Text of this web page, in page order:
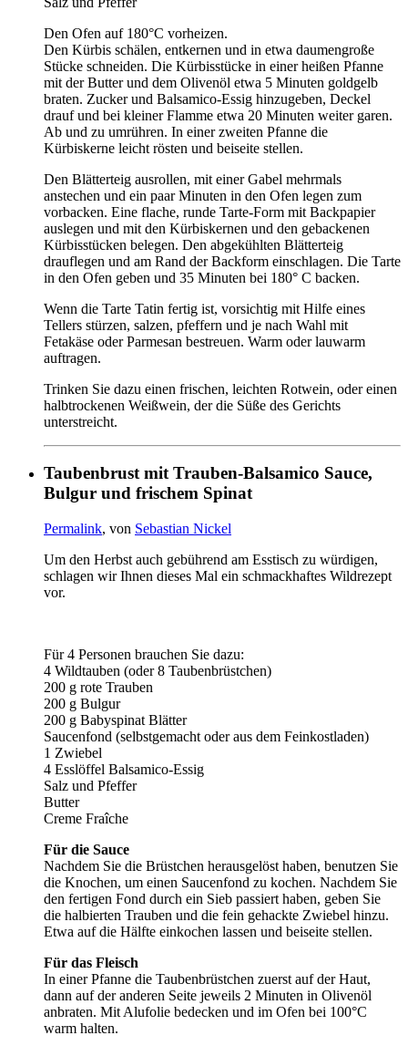
Den Ofen auf 180°C vorheizen.
Den Kürbis schälen, entkernen und in etwa daumengroße
Stücke schneiden. Die Kürbisstücke in einer heißen Pfanne
mit der Butter und dem Olivenöl etwa 5 Minuten goldgelb
braten. Zucker und Balsamico-Essig hinzugeben, Deckel
drauf und bei kleiner Flamme etwa 20 Minuten weiter garen.
Ab und zu umrühren. In einer zweiten Pfanne die
Kürbiskerne leicht rösten und beiseite stellen.
Den Blätterteig ausrollen, mit einer Gabel mehrmals
anstechen und ein paar Minuten in den Ofen legen zum
vorbacken. Eine flache, runde Tarte-Form mit Backpapier
auslegen und mit den Kürbiskernen und den gebackenen
Kürbisstücken belegen. Den abgekühlten Blätterteig
drauflegen und am Rand der Backform einschlagen. Die Tarte
in den Ofen geben und 35 Minuten bei 180° C backen.
Wenn die Tarte Tatin fertig ist, vorsichtig mit Hilfe eines
Tellers stürzen, salzen, pfeffern und je nach Wahl mit
Fetakäse oder Parmesan bestreuen. Warm oder lauwarm
auftragen.
Trinken Sie dazu einen frischen, leichten Rotwein, oder einen
halbtrockenen Weißwein, der die Süße des Gerichts
unterstreicht.
Taubenbrust mit Trauben-Balsamico Sauce,
Bulgur und frischem Spinat
Permalink, von Sebastian Nickel
Um den Herbst auch gebührend am Esstisch zu würdigen,
schlagen wir Ihnen dieses Mal ein schmackhaftes Wildrezept
vor.
Für 4 Personen brauchen Sie dazu:
4 Wildtauben (oder 8 Taubenbrüstchen)
200 g rote Trauben
200 g Bulgur
200 g Babyspinat Blätter
Saucenfond (selbstgemacht oder aus dem Feinkostladen)
1 Zwiebel
4 Esslöffel Balsamico-Essig
Salz und Pfeffer
Butter
Creme Fraîche
Für die Sauce
Nachdem Sie die Brüstchen herausgelöst haben, benutzen Sie
die Knochen, um einen Saucenfond zu kochen. Nachdem Sie
den fertigen Fond durch ein Sieb passiert haben, geben Sie
die halbierten Trauben und die fein gehackte Zwiebel hinzu.
Etwa auf die Hälfte einkochen lassen und beiseite stellen.
Für das Fleisch
In einer Pfanne die Taubenbrüstchen zuerst auf der Haut,
dann auf der anderen Seite jeweils 2 Minuten in Olivenöl
anbraten. Mit Alufolie bedecken und im Ofen bei 100°C
warm halten.